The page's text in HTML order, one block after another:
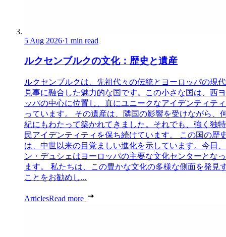
5 Aug 2026·1 min read
ルクセンブルクの文化：歴史と遺産
ルクセンブルクは、先祖代々の伝統とヨーロッパの現
見事に融合した魅力的な国です。この小さな国は、西
ッパの中心に位置し、真にユニークなアイデンティテ
っています。 その遺産は、隣国の影響を受けながら、
紀にもわたって築かれてきました。それでも、強く独
民アイデンティティを保ち続けています。 この国の歴
は、中世以来の目覚ましい進化を示しています。今日
ン・デュシェはヨーロッパの主要な文化センターとな
ます。 私たちは、この豊かな文化の多様な側面を発見
ことをお勧めし...
ArticlesRead more